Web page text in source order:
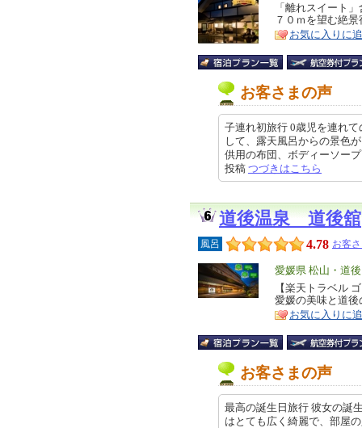
リ
ア
特
徴
「離れスイート
７０ｍを望む絶
お気に入りに
お客さまの声
子連れ初旅行 0歳児を連れ
して、露天風呂からの景色
供用の布団、ボディーソー
投稿 つづきはこちら
道後温泉 道後舘
風呂 4.78 お客
エ
リ
ア
愛媛県 松山・道後
特
徴
【楽天トラベル
愛媛の美味と道
お気に入りに
お客さまの声
最高の誕生日旅行 彼女の誕
はとても広く綺麗で、部屋